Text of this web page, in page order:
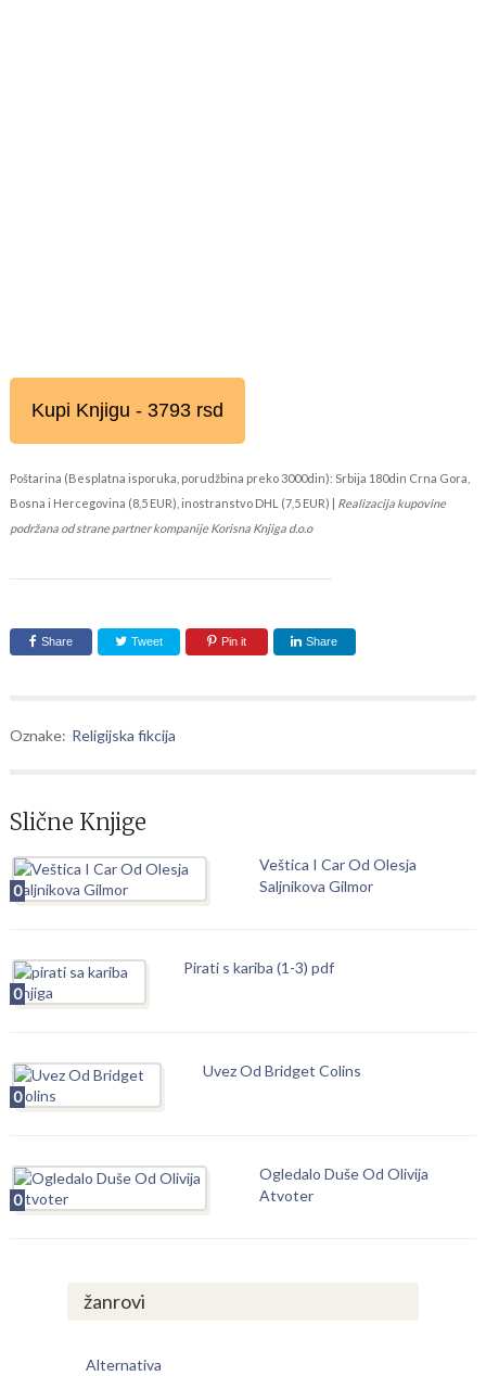
Kupi Knjigu - 3793 rsd
Poštarina (Besplatna isporuka, porudžbina preko 3000din): Srbija 180din Crna Gora,
Bosna i Hercegovina (8,5 EUR), inostranstvo DHL (7,5 EUR) | Realizacija kupovine
podržana od strane partner kompanije Korisna Knjiga d.o.o
Share Tweet Pin it Share
Oznake: Religijska fikcija
Slične Knjige
0
Veštica I Car Od Olesja
Saljnikova Gilmor
0
Pirati s kariba (1-3) pdf
0
Uvez Od Bridget Colins
0
Ogledalo Duše Od Olivija
Atvoter
žanrovi
Alternativa